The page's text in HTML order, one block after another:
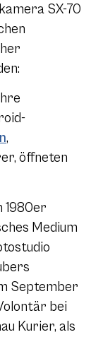
SX-70
,
öffneten
1980er
Medium
September
bei
Kurier, als